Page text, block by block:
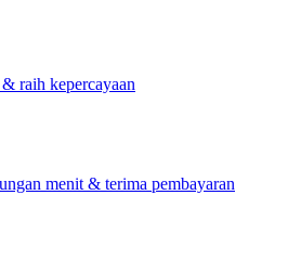
raih kepercayaan
menit & terima pembayaran